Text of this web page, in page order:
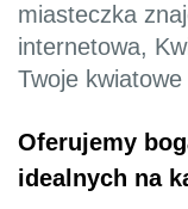
miasteczka
internetowa,
Twoje
Oferujemy
idealnych na